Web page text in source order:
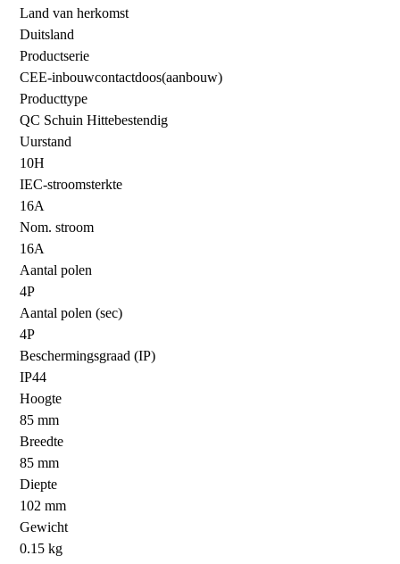
Land van herkomst
Duitsland
Productserie
CEE-inbouwcontactdoos(aanbouw)
Producttype
QC Schuin Hittebestendig
Uurstand
10H
IEC-stroomsterkte
16A
Nom. stroom
16A
Aantal polen
4P
Aantal polen (sec)
4P
Beschermingsgraad (IP)
IP44
Hoogte
85 mm
Breedte
85 mm
Diepte
102 mm
Gewicht
0.15 kg